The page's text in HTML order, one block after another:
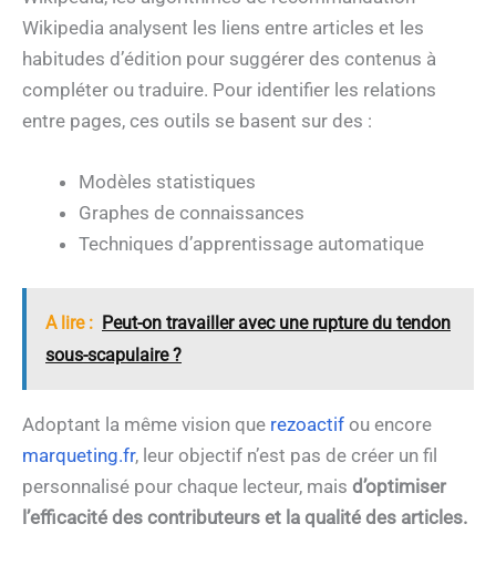
Wikipedia analysent les liens entre articles et les
habitudes d’édition pour suggérer des contenus à
compléter ou traduire. Pour identifier les relations
entre pages, ces outils se basent sur des :
Modèles statistiques
Graphes de connaissances
Techniques d’apprentissage automatique
A lire : Peut-on travailler avec une rupture du tendon
sous-scapulaire ?
Adoptant la même vision que rezoactif ou encore
marqueting.fr, leur objectif n’est pas de créer un fil
personnalisé pour chaque lecteur, mais d’optimiser
l’efficacité des contributeurs et la qualité des articles.